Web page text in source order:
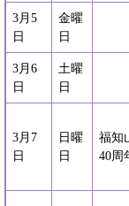
3月5
日
金曜
日
3月6
日
土曜
日
3月7
日
日曜
日
福知
40周